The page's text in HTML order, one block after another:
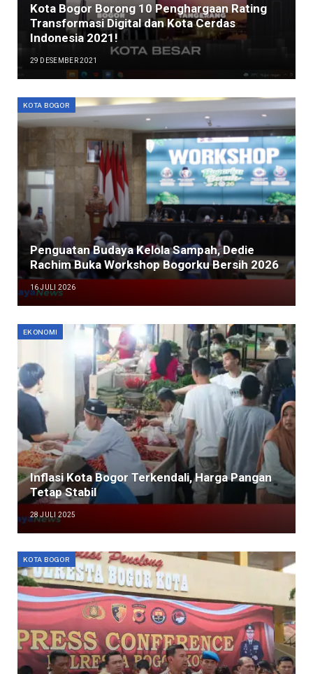
Kota Bogor Borong 10 Penghargaan Rating
Transformasi Digital dan Kota Cerdas
Indonesia 2021!
29 DESEMBER 2021
KOTA BOGOR
Penguatan Budaya Kelola Sampah, Dedie
Rachim Buka Workshop Bogorku Bersih 2026
16 JULI 2026
EKONOMI
Inflasi Kota Bogor Terkendali, Harga Pangan
Tetap Stabil
28 JULI 2025
KOTA BOGOR